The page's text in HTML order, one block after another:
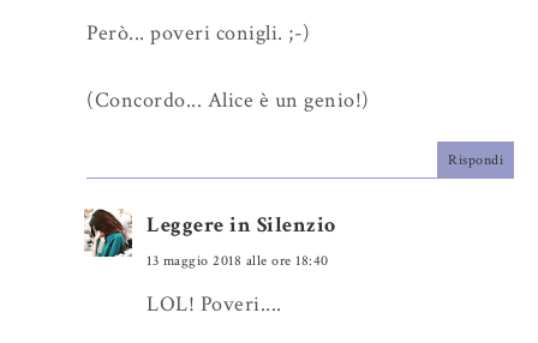
Però... poveri conigli. ;-)
(Concordo... Alice è un genio!)
Rispondi
Leggere in Silenzio
13 maggio 2018 alle ore 18:40
LOL! Poveri....